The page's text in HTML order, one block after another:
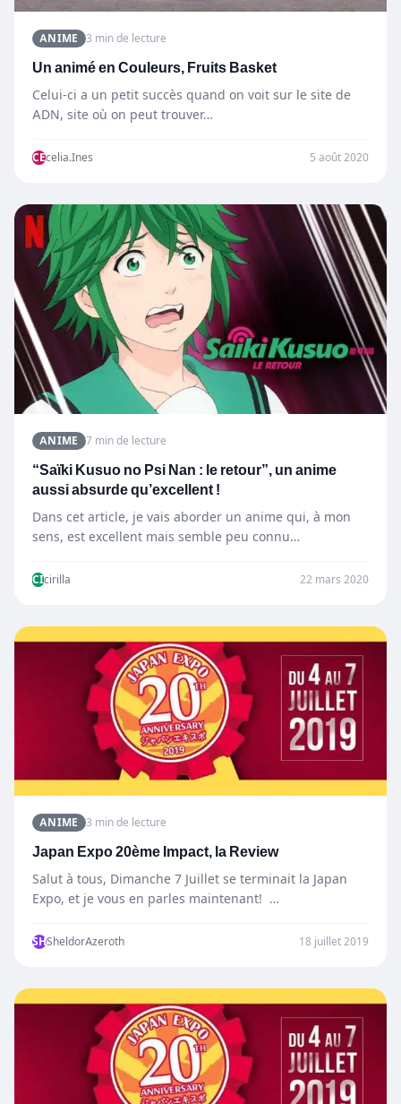
ANIME 3 min de lecture
Un animé en Couleurs, Fruits Basket
Celui-ci a un petit succès quand on voit sur le site de
ADN, site où on peut trouver…
CEcelia.Ines 5 août 2020
ANIME 7 min de lecture
“Saïki Kusuo no Psi Nan : le retour”, un anime
aussi absurde qu’excellent !
Dans cet article, je vais aborder un anime qui, à mon
sens, est excellent mais semble peu connu…
CIcirilla 22 mars 2020
ANIME 3 min de lecture
Japan Expo 20ème Impact, la Review
Salut à tous, Dimanche 7 Juillet se terminait la Japan
Expo, et je vous en parles maintenant! …
SHSheldorAzeroth 18 juillet 2019